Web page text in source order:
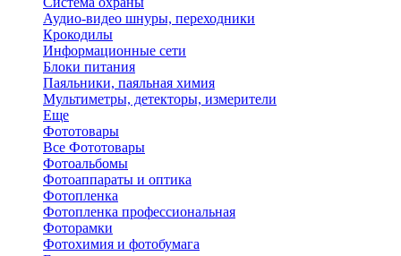
Аудио-видео шнуры, переходники
Крокодилы
Информационные сети
Блоки питания
Паяльники, паяльная химия
Мультиметры, детекторы, измерители
Еще
Фототовары
Все Фототовары
Фотоальбомы
Фотоаппараты и оптика
Фотопленка
Фотопленка профессиональная
Фоторамки
Фотохимия и фотобумага